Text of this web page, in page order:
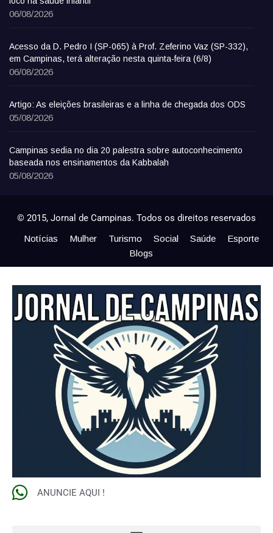
06/08/2026
Acesso da D. Pedro I (SP-065) à Prof. Zeferino Vaz (SP-332),
em Campinas, terá alteração nesta quinta-feira (6/8)
06/08/2026
Artigo: As eleições brasileiras e a linha de chegada dos ODS
05/08/2026
Campinas sedia no dia 20 palestra sobre autoconhecimento
baseada nos ensinamentos da Kabbalah
05/08/2026
© 2015, Jornal de Campinas. Todos os direitos reservados
Notícias Mulher Turismo Social Saúde
Esporte
Blogs
ANUNCIE AQUI !